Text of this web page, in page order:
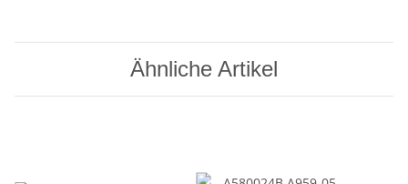
Ähnliche Artikel